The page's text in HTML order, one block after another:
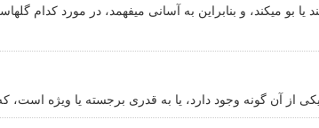
بو میکند، و بنابراین به آسانی میفهمد، در مورد کدام
آن گونه وجود دارد، یا به قدری برجسته یا ویژه است،